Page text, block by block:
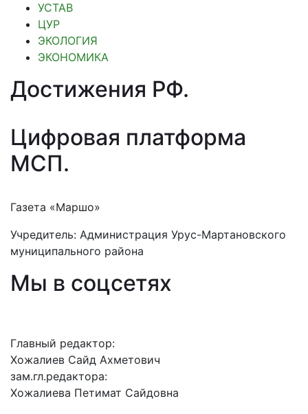
УСТАВ
ЦУР
ЭКОЛОГИЯ
ЭКОНОМИКА
Достижения РФ.
Цифровая платформа
МСП.
Газета «Маршо»
Учредитель: Администрация Урус-Мартановского
муниципального района
Мы в соцсетях
Главный редактор:
Хожалиев Сайд Ахметович
зам.гл.редактора:
Хожалиева Петимат Сайдовна